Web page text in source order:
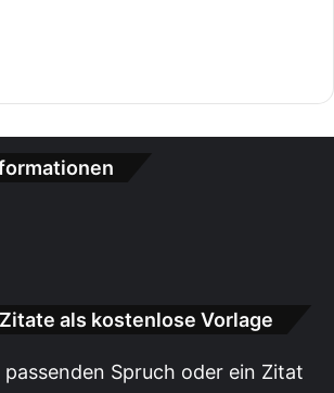
als kostenlose Vorlage
passenden Spruch oder ein Zitat